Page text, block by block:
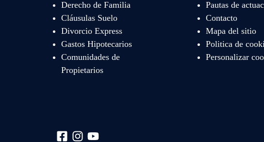
Derecho de Familia
Cláusulas Suelo
Divorcio Express
Gastos Hipotecarios
Comunidades de
Propietarios
Pautas de
Contacto
Mapa del sitio
Politica de
Personalizar